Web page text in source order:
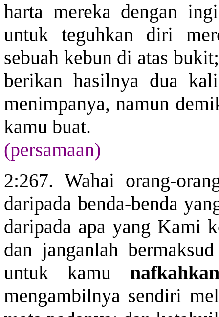
harta mereka dengan
untuk teguhkan diri
sebuah kebun di atas
berikan hasilnya dua
menimpanya, namun
kamu buat.
(persamaan)
2:267. Wahai orang-
daripada benda-benda
daripada apa yang Kami
dan janganlah
untuk kamu nafkahkan
mengambilnya sendiri